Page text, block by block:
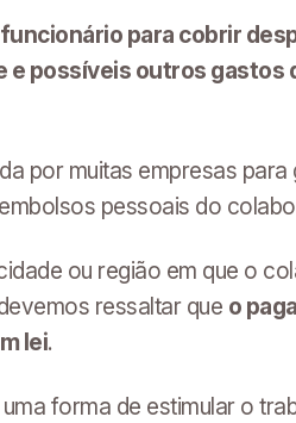
para cobrir
e possíveis outros gastos
por muitas empresas para
pessoais do
ou região em que o
ressaltar que o
lei.
forma de estimular o